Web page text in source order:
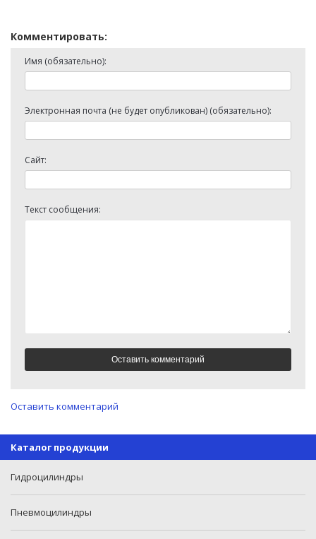
Комментировать:
Имя (обязательно):
Электронная почта (не будет опубликован) (обязательно):
Сайт:
Текст сообщения:
Оставить комментарий
Каталог продукции
Гидроцилиндры
Пневмоцилиндры